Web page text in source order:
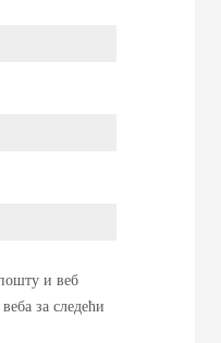
и веб
за следећи